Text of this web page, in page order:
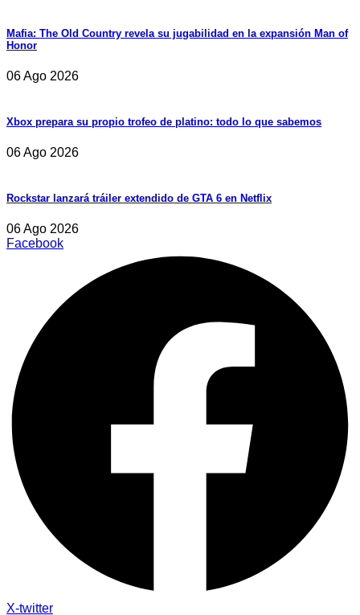
Mafia: The Old Country revela su jugabilidad en la expansión Man of
Honor
06 Ago 2026
Xbox prepara su propio trofeo de platino: todo lo que sabemos
06 Ago 2026
Rockstar lanzará tráiler extendido de GTA 6 en Netflix
06 Ago 2026
Facebook
X-twitter